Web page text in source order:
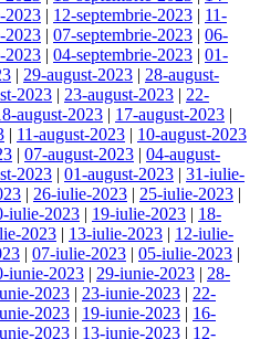
2023 | 12-septembrie-2023 | 11-
2023 | 07-septembrie-2023 | 06-
2023 | 04-septembrie-2023 | 01-
| 29-august-2023 | 28-august-
2023 | 23-august-2023 | 22-
august-2023 | 17-august-2023 |
| 11-august-2023 | 10-august-2023
| 07-august-2023 | 04-august-
2023 | 01-august-2023 | 31-iulie-
| 26-iulie-2023 | 25-iulie-2023 |
iulie-2023 | 19-iulie-2023 | 18-
2023 | 13-iulie-2023 | 12-iulie-
| 07-iulie-2023 | 05-iulie-2023 |
iunie-2023 | 29-iunie-2023 | 28-
2023 | 23-iunie-2023 | 22-
2023 | 19-iunie-2023 | 16-
2023 | 13-iunie-2023 | 12-